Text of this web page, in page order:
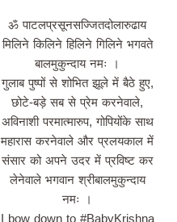
ॐ पाटलप्रसूनसज्जितदोलारुढाय
मिलिने किलिने हिलिने गिलिने भगवते
बालमुकुन्दाय नमः ।
गुलाब पुष्पों से शोभित झूले में बैठे हुए,
छोटे-बड़े सब से प्रेम करनेवाले,
अविनाशी परमात्मारुप, गोपियोंके साथ
महारास करनेवाले और प्रलयकाल में
संसार को अपने उदर में प्रविष्ट कर
लेनेवाले भगवान श्रीबालमुकुन्दाय
नमः ।
I bow down to #BabyKrishna